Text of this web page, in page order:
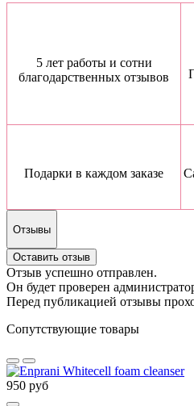
5 лет работы и сотни
благодарственных отзывов
Подарки в каждом заказе
Отзывы
Оставить отзыв
Отзыв успешно отправлен.
Он будет проверен
Перед публикацией отзывы
Сопутствующие товары
950 руб